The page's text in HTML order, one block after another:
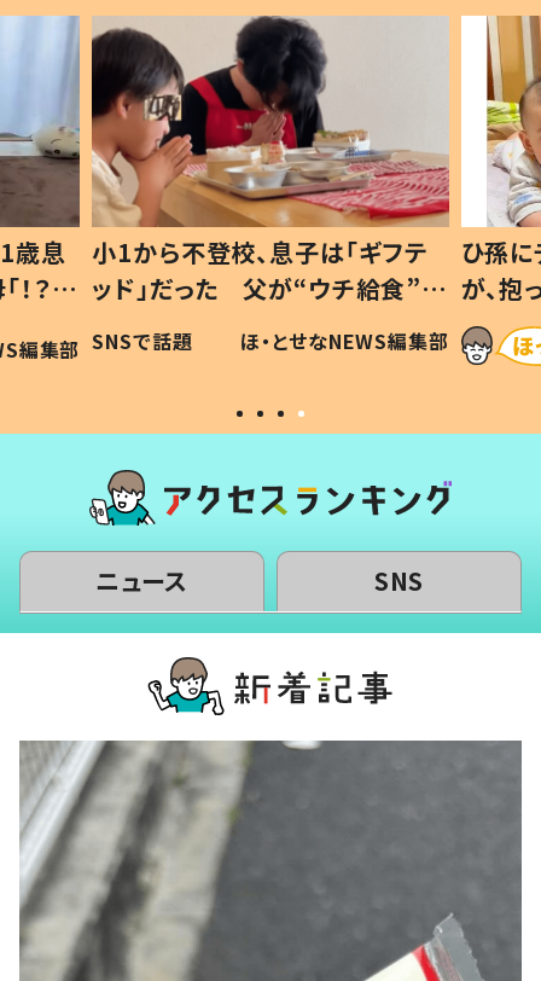
歳息
？」
編集部
小1から不登校、息子は「ギフテ
ッド」だった 父が“ウチ給食”を
作り続ける理由とは #令和の親
#令和の子
SNSで話題 ほ・とせなNEWS編集部
ひ孫
が、
「涙が
い」
ニュース SNS